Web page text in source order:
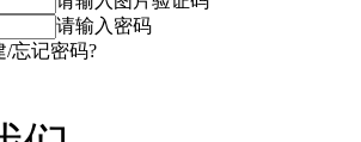
请输入密码
/忘记密码?